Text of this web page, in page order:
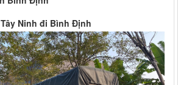
Ninh đi Bình Định